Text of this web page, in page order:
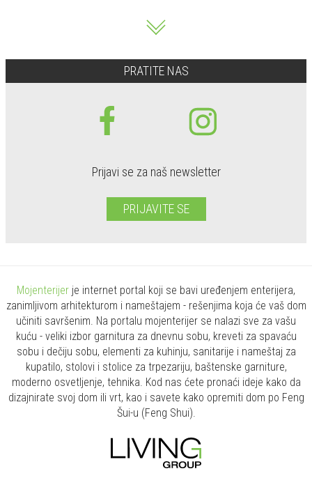
PRATITE NAS
Prijavi se za naš newsletter
PRIJAVITE SE
Mojenterijer je internet portal koji se bavi uređenjem enterijera,
zanimljivom arhitekturom i nameštajem - rešenjima koja će vaš dom
učiniti savršenim. Na portalu mojenterijer se nalazi sve za vašu
kuću - veliki izbor garnitura za dnevnu sobu, kreveti za spavaću
sobu i dečiju sobu, elementi za kuhinju, sanitarije i nameštaj za
kupatilo, stolovi i stolice za trpezariju, baštenske garniture,
moderno osvetljenje, tehnika. Kod nas ćete pronaći ideje kako da
dizajnirate svoj dom ili vrt, kao i savete kako opremiti dom po Feng
Šui-u (Feng Shui).